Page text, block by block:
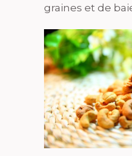
graines et de